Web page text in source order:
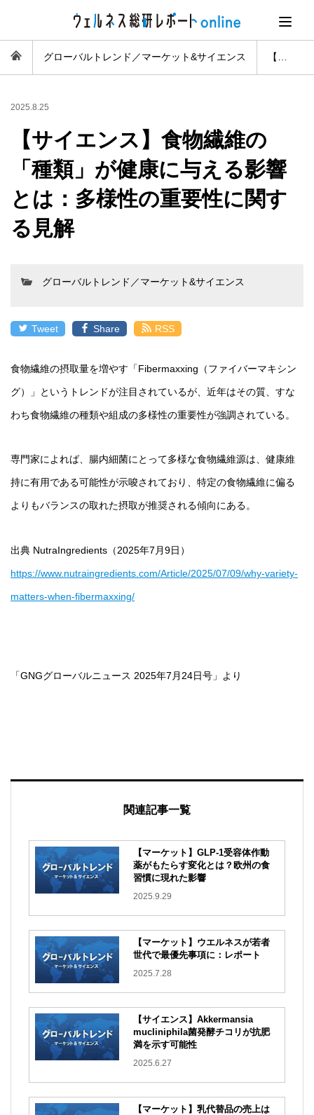
グローバルトレンド／マーケット&サイエンス
2025.8.25
【サイエンス】食物繊維の
「種類」が健康に与える影響
とは：多様性の重要性に関す
る見解
グローバルトレンド／マーケット&サイエンス
Tweet Share RSS
食物繊維の摂取量を増やす「Fibermaxxing（ファイバーマキシン
グ）」というトレンドが注目されているが、近年はその質、すな
わち食物繊維の種類や組成の多様性の重要性が強調されている。
専門家によれば、腸内細菌にとって多様な食物繊維源は、健康維
持に有用である可能性が示唆されており、特定の食物繊維に偏る
よりもバランスの取れた摂取が推奨される傾向にある。
出典 NutraIngredients（2025年7月9日）
https://www.nutraingredients.com/Article/2025/07/09/why-variety-
matters-when-fibermaxxing/
「GNGグローバルニュース 2025年7月24日号」より
関連記事一覧
【マーケット】GLP-1受容体作動
薬がもたらす変化とは？欧州の食
習慣に現れた影響
2025.9.29
【マーケット】ウエルネスが若者
世代で最優先事項に：レポート
2025.7.28
【サイエンス】Akkermansia
mucliniphila菌発酵チコリが抗肥
満を示す可能性
2025.6.27
【マーケット】乳代替品の売上は